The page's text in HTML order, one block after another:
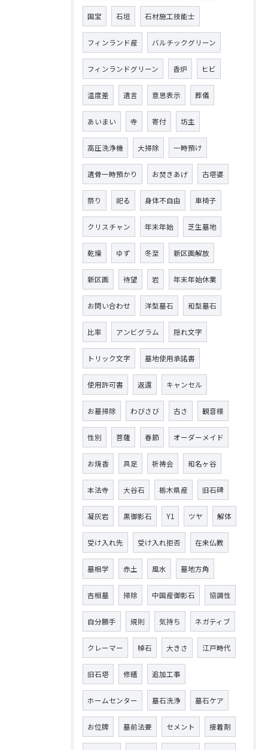
国宝 石垣 石材施工技能士
フィンランド産 バルチックグリーン
フィンランドグリーン 香炉 ヒビ
温度差 遺言 意思表示 葬儀
あいまい 寺 寄付 坊主
高圧洗浄機 大掃除 一時預け
遺骨一時預かり お焚きあげ 古塔婆
祭り 祀る 身体不自由 車椅子
クリスチャン 年末年始 芝生墓地
乾燥 ゆず 冬至 新区画解放
新区画 待望 岩 年末年始休業
お問い合わせ 洋型墓石 和型墓石
比率 アンビグラム 隠れ文字
トリック文字 墓地使用承諾書
使用許可書 返還 キャンセル
お墓掃除 わびさび 古さ 観音様
性別 菩薩 春節 オーダーメイド
お焼香 具足 祈祷会 和名ヶ谷
本法寺 大谷石 栃木県産 旧石碑
凝灰岩 黒御影石 Y1 ツヤ 解体
受け入れ先 受け入れ拒否 在来仏教
墓相学 赤土 風水 墓地方角
吉相墓 掃除 中国産御影石 協調性
自分勝手 規則 気持ち ネガティブ
クレーマー 棹石 大きさ 江戸時代
旧石塔 修繕 追加工事
ホームセンター 墓石洗浄 墓石ケア
お位牌 墓前法要 セメント 接着剤